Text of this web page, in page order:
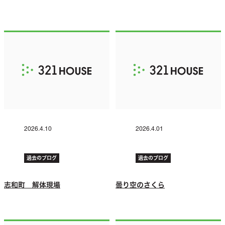
2026.4.10
過去のブログ
志和町 解体現場
2026.4.01
過去のブログ
曇り空のさくら